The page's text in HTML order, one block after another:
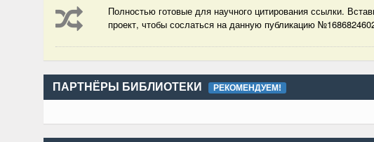
Полностью готовые для научного цитирования ссылки.
проект, чтобы сослаться на данную публикацию
ПАРТНЁРЫ БИБЛИОТЕКИ РЕКОМЕНДУЕМ!